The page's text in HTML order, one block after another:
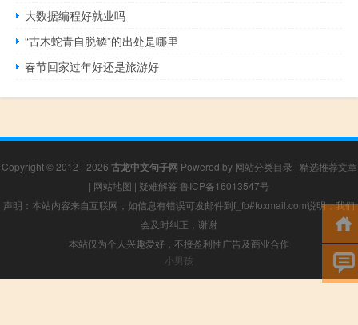
大数据编程好就业吗
“古木蛇青自脱鳞”的出处是哪里
春节回家过年好还是旅游好
Copyright © 2012 - 2026 古龙中文句子网 Powered by 网站分类目录 | 精选推荐文章
| 网站地图 | 疑难解答 鲁ICP备16013547号
声明：本站内容来自互联网，如信息有错误可发邮件到f_fb#foxmail.com说明，我们
会及时纠正，谢谢
本站仅为个人兴趣爱好，不接盈利性广告及商业合作
小男孩